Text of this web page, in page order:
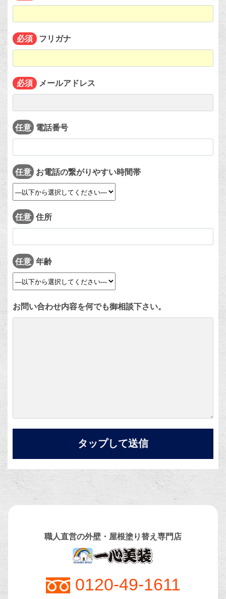
必須 フリガナ
必須 メールアドレス
任意 電話番号
任意 お電話の繋がりやすい時間帯
任意 住所
任意 年齢
お問い合わせ内容を何でも御相談下さい。
職人直営の外壁・屋根塗り替え専門店
0120-49-1611